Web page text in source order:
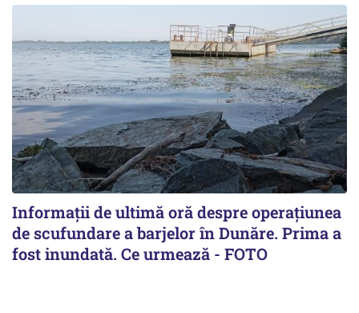
Informații de ultimă oră despre operațiunea
de scufundare a barjelor în Dunăre. Prima a
fost inundată. Ce urmează - FOTO